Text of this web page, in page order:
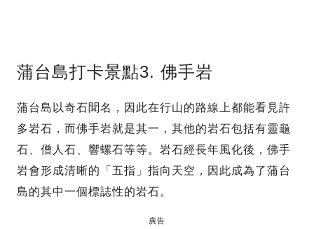
蒲台島打卡景點3. 佛手岩
蒲台島以奇石聞名，因此在行山的路線上都能看見許
多岩石，而佛手岩就是其一，其他的岩石包括有靈龜
石、僧人石、響螺石等等。岩石經長年風化後，佛手
岩會形成清晰的「五指」指向天空，因此成為了蒲台
島的其中一個標誌性的岩石。
廣告